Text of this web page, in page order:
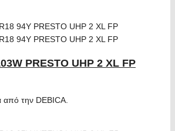
PRESTO UHP 2 XL FP
από την DEBICA.